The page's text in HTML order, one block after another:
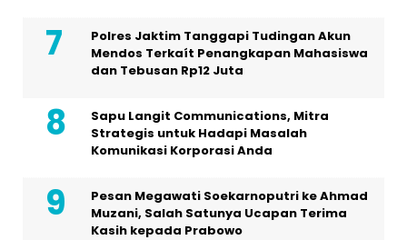
Polres Jaktim Tanggapi Tudingan Akun
Mendos Terkaít Penangkapan Mahasiswa
dan Tebusan Rp12 Juta
Sapu Langit Communications, Mitra
Strategis untuk Hadapi Masalah
Komunikasi Korporasi Anda
Pesan Megawati Soekarnoputri ke Ahmad
Muzani, Salah Satunya Ucapan Terima
Kasih kepada Prabowo